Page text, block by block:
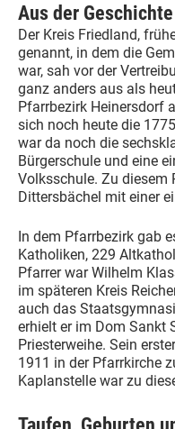
Aus der Geschichte
Der Kreis Friedland,
genannt, in dem die
war, sah vor der
ganz anders aus als
Pfarrbezirk Heinersdorf
sich noch heute die
war da noch die
Bürgerschule und eine
Volksschule. Zu diesem
Dittersbächel mit einer
In dem Pfarrbezirk gab
Katholiken, 229
Pfarrer war Wilhelm
im späteren Kreis
auch das
erhielt er im Dom Sankt
Priesterweihe. Sein
1911 in der Pfarrkirche
Kaplanstelle war zu